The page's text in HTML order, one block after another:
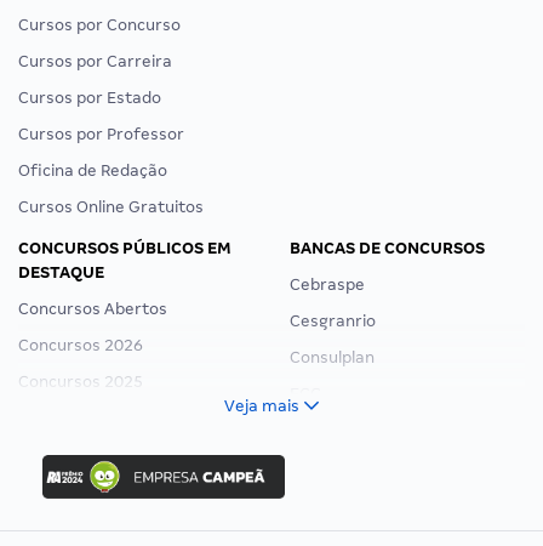
Cursos por Concurso
Cursos por Carreira
Cursos por Estado
Cursos por Professor
Oficina de Redação
Cursos Online Gratuitos
CONCURSOS PÚBLICOS EM
DESTAQUE
Concursos Abertos
Concursos 2026
Concursos 2025
Concurso Ibama
Concurso MPU
Editais publicados
BANCAS DE CONCURSOS
Cebraspe
Cesgranrio
Consulplan
Veja mais